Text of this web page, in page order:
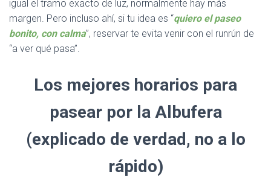
igual el tramo exacto de luz, normalmente hay más
margen. Pero incluso ahí, si tu idea es “quiero el paseo
bonito, con calma”, reservar te evita venir con el runrún de
“a ver qué pasa”.
Los mejores horarios para
pasear por la Albufera
(explicado de verdad, no a lo
rápido)